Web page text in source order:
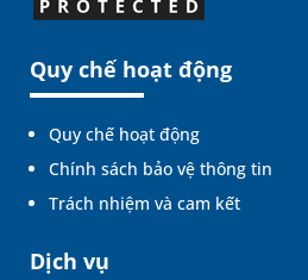
Quy chế hoạt động
Quy chế hoạt động
Chính sách bảo vệ thông tin
Trách nhiệm và cam kết
Dịch vụ